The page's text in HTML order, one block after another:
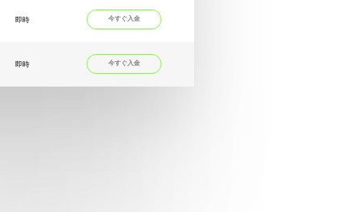
即時 今すぐ入金
即時 今すぐ入金